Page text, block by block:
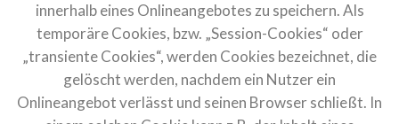
innerhalb eines Onlineangebotes zu speichern. Als
temporäre Cookies, bzw. „Session-Cookies“ oder
„transiente Cookies“, werden Cookies bezeichnet, die
gelöscht werden, nachdem ein Nutzer ein
Onlineangebot verlässt und seinen Browser schließt. In